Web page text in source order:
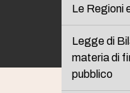
Le Regioni
Legge di
materia di
pubblico